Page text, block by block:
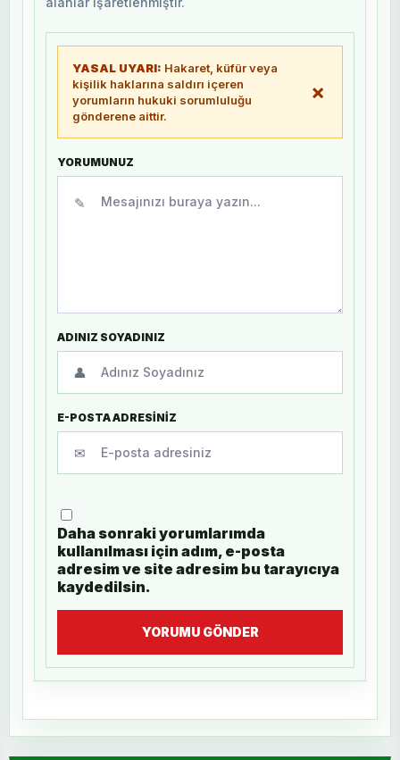
YASAL UYARI: Hakaret, küfür veya
kişilik haklarına saldırı içeren
yorumların hukuki sorumluluğu
gönderene aittir.
×
YORUMUNUZ
✎
ADINIZ SOYADINIZ
👤
E-POSTA ADRESİNİZ
✉
Daha sonraki yorumlarımda
kullanılması için adım, e-posta
adresim ve site adresim bu tarayıcıya
kaydedilsin.
YORUMU GÖNDER